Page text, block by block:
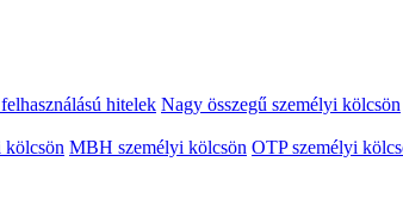
hitelek Nagy összegű személyi kölcsön
kölcsön MBH személyi kölcsön OTP személyi